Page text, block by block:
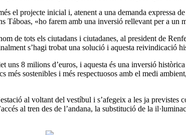
el projecte inicial i, atenent a una demanda expressa
Táboas, «ho farem amb una inversió rellevant per a un
de tots els ciutadans i ciutadanes, al president de
s’hagi trobat una solució i aquesta reivindicació
uns 8 milions d’euros, i aquesta és una inversió
més sostenibles i més respectuosos amb el medi
al voltant del vestíbul i s’afegeix a les ja previstes
al tren des de l’andana, la substitució de la